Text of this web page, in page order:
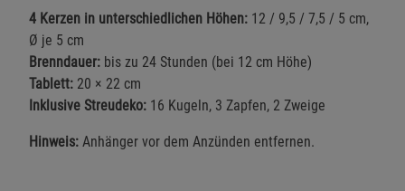
4 Kerzen in unterschiedlichen Höhen: 12 / 9,5 / 7,5 / 5 cm,
Ø je 5 cm
Brenndauer: bis zu 24 Stunden (bei 12 cm Höhe)
Tablett: 20 × 22 cm
Inklusive Streudeko: 16 Kugeln, 3 Zapfen, 2 Zweige
Hinweis: Anhänger vor dem Anzünden entfernen.